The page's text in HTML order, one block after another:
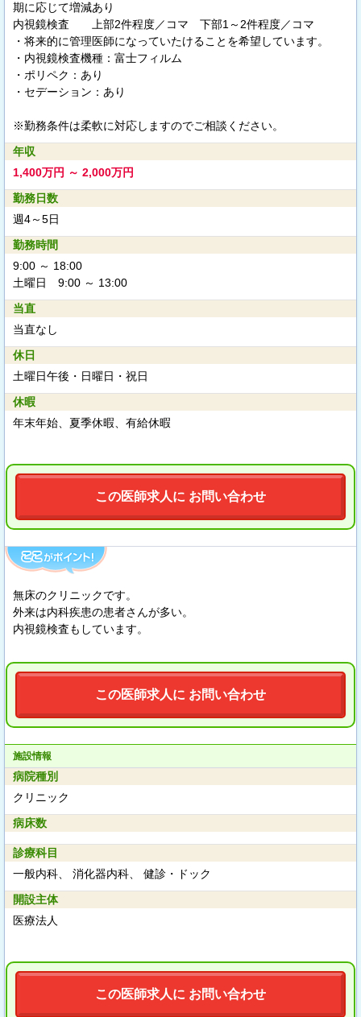
期に応じて増減あり
内視鏡検査 上部2件程度／コマ 下部1～2件程度／コマ
・将来的に管理医師になっていたけることを希望しています。
・内視鏡検査機種：富士フィルム
・ポリペク：あり
・セデーション：あり
※勤務条件は柔軟に対応しますのでご相談ください。
年収
1,400万円 ～ 2,000万円
勤務日数
週4～5日
勤務時間
9:00 ～ 18:00
土曜日 9:00 ～ 13:00
当直
当直なし
休日
土曜日午後・日曜日・祝日
休暇
年末年始、夏季休暇、有給休暇
この医師求人に お問い合わせ
無床のクリニックです。
外来は内科疾患の患者さんが多い。
内視鏡検査もしています。
この医師求人に お問い合わせ
施設情報
病院種別
クリニック
病床数
診療科目
一般内科、 消化器内科、 健診・ドック
開設主体
医療法人
この医師求人に お問い合わせ